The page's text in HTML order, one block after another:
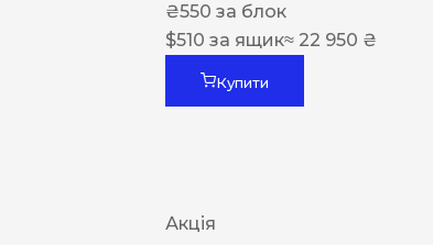
₴550 за блок
$510 за ящик≈ 22 950 ₴
Купити
Акція